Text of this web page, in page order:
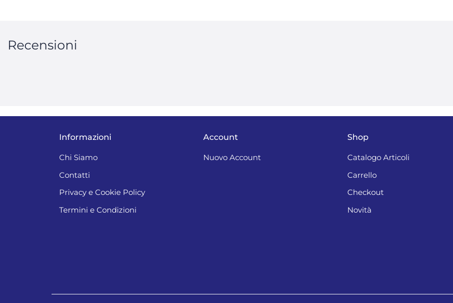
Recensioni
Informazioni
Chi Siamo
Contatti
Privacy e Cookie Policy
Termini e Condizioni
Account
Nuovo Account
Shop
Catalogo Articoli
Carrello
Checkout
Novità